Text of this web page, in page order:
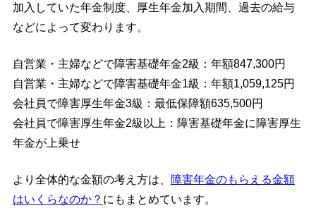
加入していた年金制度、厚生年金加入期間、過去の給与
などによって変わります。
自営業・主婦などで障害基礎年金2級：年額847,300円
自営業・主婦などで障害基礎年金1級：年額1,059,125円
会社員で障害厚生年金3級：最低保障額635,500円
会社員で障害厚生年金2級以上：障害基礎年金に障害厚生
年金が上乗せ
より全体的な金額の考え方は、 障害年金のもらえる金額
はいくらなのか？ にもまとめています。